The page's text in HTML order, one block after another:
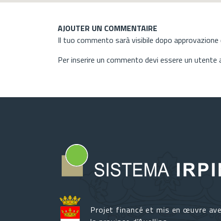
AJOUTER UN COMMENTAIRE
Il tuo commento sarà visibile dopo approvazione
Per inserire un commento devi essere un
Projet financé et mis en œuvre